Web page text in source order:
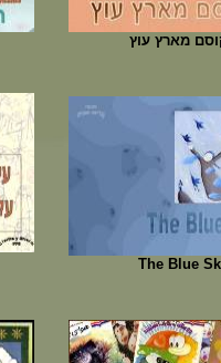
מארץ עוץ
The Blue